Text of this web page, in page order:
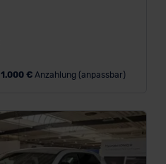
1.000 €Anzahlung (anpassbar)